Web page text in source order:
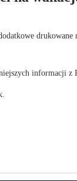
drukowane
informacji z